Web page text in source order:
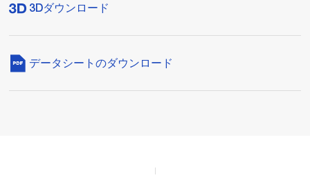
3Dダウンロード
データシートのダウンロード